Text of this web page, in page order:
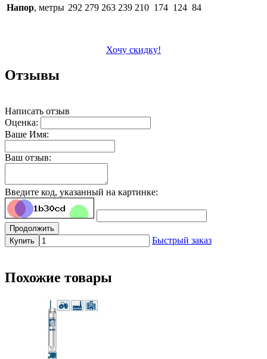
Напор, метры 292 279 263 239 210 174 124 84
Хочу скидку!
Отзывы
Написать отзыв
Оценка:
Ваше Имя:
Ваш отзыв:
Введите код, указанный на картинке:
Продолжить
Купить
Быстрый заказ
Похожие товары